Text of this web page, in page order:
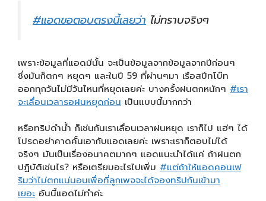
#แอดขอตอบตรงนี้เลยว่า ไม่ทราบจริงๆ
เพราะข้อมูลที่แอดมีนั้น จะเป็นข้อมูลจากข้อมูลจากปีก่อนๆ
ซึ่งมันก็ตกๆ หยุดๆ และในปี 59 ที่ผ่านๆมา เรือสปีทโบ๊ท
ออกทุกวันไม่มีวันไหนที่หยุดเลยค่ะ บางครั้งฝนตกหนักๆ #เรา
จะเลื่อนเวลารอฝนหยุดก่อน เป็นแบบนี้มากกว่า
หรือทริปดำน้ำ ก็เช่นกันเราเลื่อนเวลาฝนหยุด เราก็ไป แฮ่ๆ ได้
โปรดอย่าคาดคั้นเอากับแอดเลยค่ะ เพราะเราก็ตอบไม่ได้
จริงๆ มันเป็นเรื่องอนาคตมากๆ แอดแนะนำได้แค่ ถ้าฝนตก
ปฏิบัติเช่นไร? หรือเตรียมอะไรไปเพิ่ม #แต่ถ้าให้แอดคอนเฟ
ริมว่าไม่ตกแน่นอนเพื่อที่ลูกเพจจะได้จองทริปกันเข้ามา
เยอะ อันนี้แอดไม่ทำค่ะ